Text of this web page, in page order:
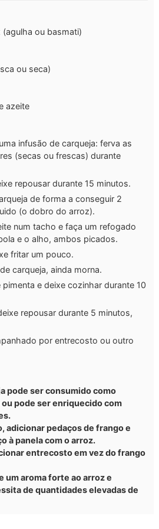
(agulha ou basmati)
ou seca)
azeite
infusão de carqueja: ferva as
(secas ou frescas) durante
repousar durante 15 minutos.
de forma a conseguir 2
(o dobro do arroz).
num tacho e faça um refogado
e o alho, ambos picados.
fritar um pouco.
carqueja, ainda morna.
e deixe cozinhar durante 10
repousar durante 5 minutos,
por entrecosto ou outro
pode ser consumido como
pode ser enriquecido com
adicionar pedaços de frango e
à panela com o arroz.
entrecosto em vez do frango
um aroma forte ao arroz e
de quantidades elevadas de